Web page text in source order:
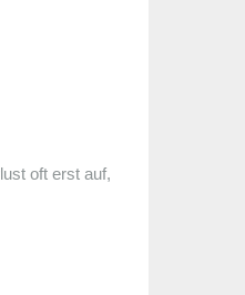
oft erst auf,